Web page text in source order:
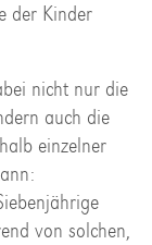
der Kinder
nicht nur die
auch die
einzelner
von solchen,